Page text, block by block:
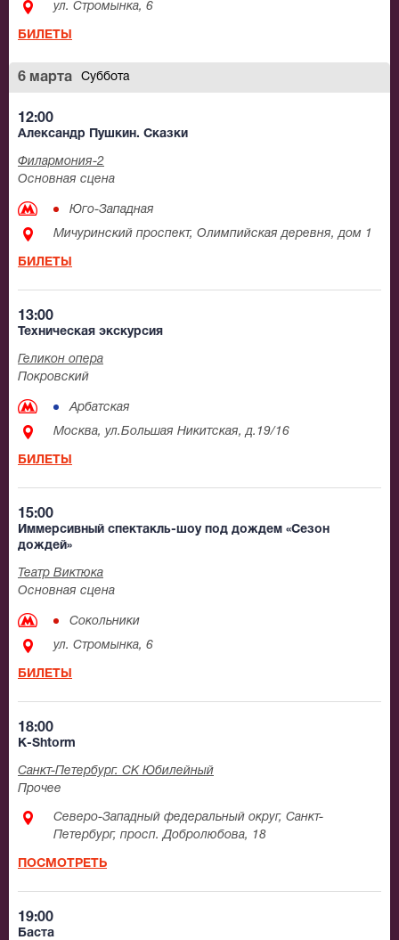
ул. Стромынка, 6
БИЛЕТЫ
6 марта Суббота
12:00
Александр Пушкин. Сказки
Филармония-2
Основная сцена
Юго-Западная
Мичуринский проспект, Олимпийская деревня, дом 1
БИЛЕТЫ
13:00
Техническая экскурсия
Геликон опера
Покровский
Арбатская
Москва, ул.Большая Никитская, д.19/16
БИЛЕТЫ
15:00
Иммерсивный спектакль-шоу под дождем «Сезон
дождей»
Театр Виктюка
Основная сцена
Сокольники
ул. Стромынка, 6
БИЛЕТЫ
18:00
K-Shtorm
Санкт-Петербург. СК Юбилейный
Прочее
Северо-Западный федеральный округ, Санкт-
Петербург, просп. Добролюбова, 18
ПОСМОТРЕТЬ
19:00
Баста